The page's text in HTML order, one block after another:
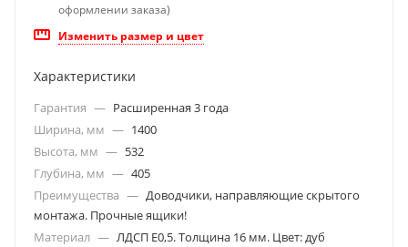
оформлении заказа)
Изменить размер и цвет
Характеристики
Гарантия — Расширенная 3 года
Ширина, мм — 1400
Высота, мм — 532
Глубина, мм — 405
Преимущества — Доводчики, направляющие скрытого
монтажа. Прочные ящики!
Материал — ЛДСП Е0,5. Толщина 16 мм. Цвет: дуб